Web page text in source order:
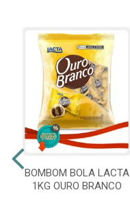
BOMBOM BOLA LACTA
1KG OURO BRANCO